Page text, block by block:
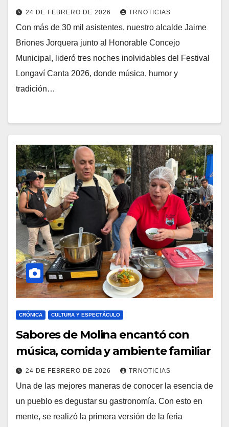
24 DE FEBRERO DE 2026 TRNOTICIAS
Con más de 30 mil asistentes, nuestro alcalde Jaime
Briones Jorquera junto al Honorable Concejo
Municipal, lideró tres noches inolvidables del Festival
Longaví Canta 2026, donde música, humor y
tradición…
CRÓNICA CULTURA Y ESPECTÁCULO
Sabores de Molina encantó con
música, comida y ambiente familiar
24 DE FEBRERO DE 2026 TRNOTICIAS
Una de las mejores maneras de conocer la esencia de
un pueblo es degustar su gastronomía. Con esto en
mente, se realizó la primera versión de la feria